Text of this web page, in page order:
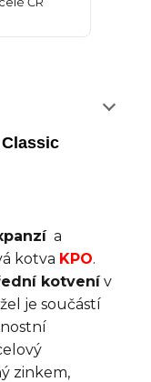
a
kotva KPO.
kotvenív
je součástí
zinkem,